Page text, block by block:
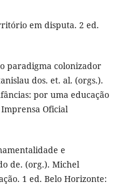
em disputa. 2 ed.
o paradigma colonizador
dos. et. al. (orgs.).
por uma educação
Oficial
e
de. (org.). Michel
1 ed. Belo Horizonte: